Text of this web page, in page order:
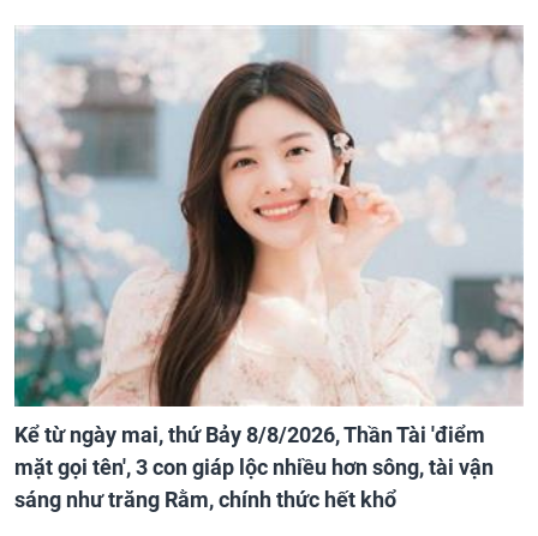
Kể từ ngày mai, thứ Bảy 8/8/2026, Thần Tài 'điểm
mặt gọi tên', 3 con giáp lộc nhiều hơn sông, tài vận
sáng như trăng Rằm, chính thức hết khổ